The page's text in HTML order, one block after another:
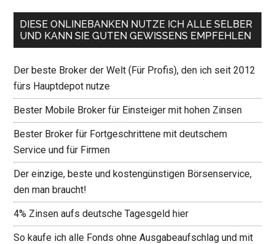
DIESE ONLINEBANKEN NUTZE ICH ALLE SELBER
UND KANN SIE GUTEN GEWISSENS EMPFEHLEN
Der beste Broker der Welt (Für Profis), den ich seit 2012
fürs Hauptdepot nutze
Bester Mobile Broker für Einsteiger mit hohen Zinsen
Bester Broker für Fortgeschrittene mit deutschem
Service und für Firmen
Der einzige, beste und kostengünstigen Börsenservice,
den man braucht!
4% Zinsen aufs deutsche Tagesgeld hier
So kaufe ich alle Fonds ohne Ausgabeaufschlag und mit